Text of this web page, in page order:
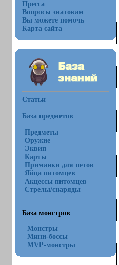
Пресса
Вопросы знатокам
Вы можете помочь
Карта сайта
Статьи
База предметов
Предметы
Оружие
Эквип
Карты
Приманки для петов
Яйца питомцев
Акцессы питомцев
Стрелы/снаряды
База монстров
Монстры
Мини-боссы
MVP-монстры